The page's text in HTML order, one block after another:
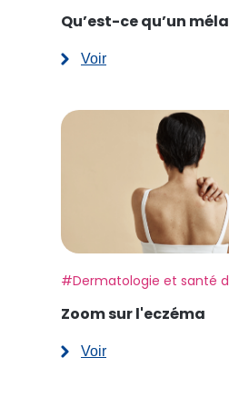
Qu’est-ce qu’un
Voir
:
qu’un
Etiquette:
#Dermatologie et santé
Zoom sur l'eczéma
Voir
: